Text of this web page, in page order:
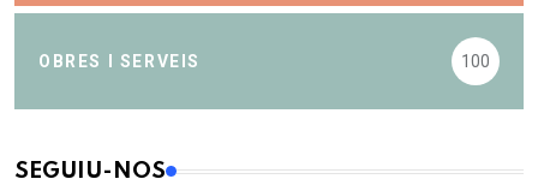
OBRES I SERVEIS 100
SEGUIU-NOS